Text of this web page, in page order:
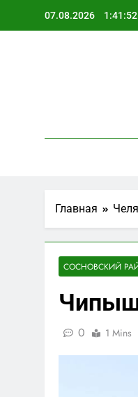
07.08.2026
Главная
СОСНОВСКИЙ
0 1 Mins